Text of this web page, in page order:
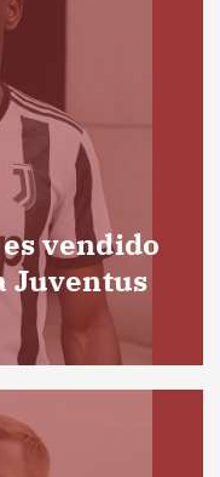
vendido
Juventus